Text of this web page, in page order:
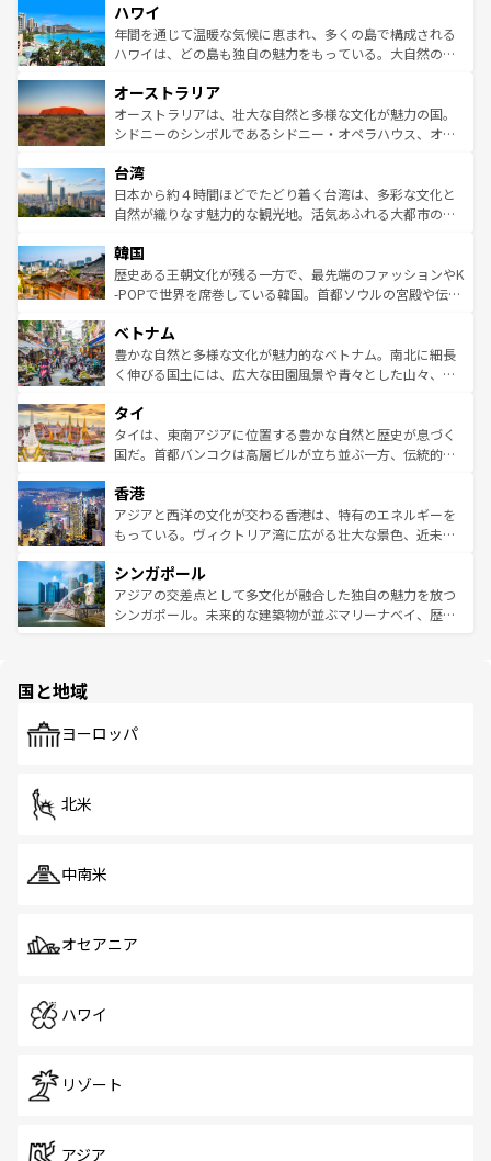
ば市内交通費無料で観光を楽しむこともできる。 なお、新
着のスイス情報はコンテンツ一覧 を参照してほしい。
のような巨大都市は、観光、ショッピング、エンターテイ
ンメントが詰まった刺激的なスポットだ。一方、アメリカ
西部には大自然が広がり、グランドキャニオンやイエロー
部のニューオーリンズでは、音楽と美食が融合した独特の
文化が魅力。旅行者はアメリカの各地域で異なる魅力を楽
しみながら、その多様性と豊かな歴史を感じることができ
ならではの贅沢な旅のスタイルだ。 なお、新着のアメリカ
情報はコンテンツ一覧を参照してほしい。
ハワイ
年間を通じて温暖な気候に恵まれ、多くの島で構成される
ハワイは、どの島も独自の魅力をもっている。大自然の神
ワイ島は見逃せない。また、定番の観光地といえばオアフ
島だが、静かな自然を求めるならマウイ島やカウアイ島が
おすすめ。エメラルドグリーンに輝く海をはじめ、豊かな
れるおもてなしの心で訪れる人々を迎えてくれるハワイの
人々、おいしいローカルフードやハワイアンミュージッ
ク、伝統的なフラダンスなど、すべてがハワイの魅力を彩
ワイを、存分に味わってほしい。 なお、新着のハワイ情報
はコンテンツ一覧を参照してほしい。
オーストラリア
オーストラリアは、壮大な自然と多様な文化が魅力の国。
シドニーのシンボルであるシドニー・オペラハウス、オー
リアリーフや大陸中央部にそびえるウルル（エアーズロッ
ク）、タスマニアの美しい原生林やケアンズの熱帯雨林な
ど、見どころがたくさん。また、カフェやワイン、オージ
いる。アクティビティも充実しており、サーフィンやダイ
ビング、ハイキングなど、アウトドア好きにはたまらな
い。オーストラリアの多彩な魅力を存分に味わいつくそ
参照してほしい。
台湾
日本から約４時間ほどでたどり着く台湾は、多彩な文化と
自然が織りなす魅力的な観光地。活気あふれる大都市の台
ン）、静ひつな山岳地帯である台湾東部など、都市の喧騒
と山間の静けさが共存しており、訪れる人に新しい発見と
驚きをもたらしてくれる。また、奥深い台湾の食文化も魅
容にもいいと評判のスイーツなど、バラエティ豊かな料理
が味わえる。 なお、新着の台湾情報は コンテンツ一覧を参
照してほしい。
韓国
歴史ある王朝文化が残る一方で、最先端のファッションやK
-POPで世界を席巻している韓国。首都ソウルの宮殿や伝統
き、地方に足を延ばせば四季折々の自然美を楽しむことが
できる。そして、キムチや焼肉、絶品のストリートフード
まで、さまざまな韓国料理が待っている。夜には、韓国な
リティに包まれながら、韓国の多彩な魅力を心ゆくまで味
わってみてほしい。 なお、新着の韓国情報はコンテンツ一
覧を参照してほしい。
ベトナム
豊かな自然と多様な文化が魅力的なベトナム。南北に細長
く伸びる国土には、広大な田園風景や青々とした山々、世
急速な発展と共に伝統が息づく。ハノイの古い町並みやホ
ーチミン市のフランス統治時代の建物も、独特の雰囲気を
醸し出している。また、バラエティの豊かさとおいしさで
とつ。フォーやバインミー、ベトナムコーヒーなどは、ぜ
ひ現地で味わいたい。どの地域を訪れてもあたたかい人々
が旅行者を迎えてくれるので、きっと忘れられない旅にな
参照してほしい。
タイ
タイは、東南アジアに位置する豊かな自然と歴史が息づく
国だ。首都バンコクは高層ビルが立ち並ぶ一方、伝統的な
の活気が交差している。北部ではチェンマイなどの山岳地
帯で自然と触れ合い、南部ではプーケットやクラビの美し
いビーチでリゾート気分を楽しむことができる。タイ料理
激する。気候は一年中温暖で、どの季節にも異なる楽しみ
が待っている。親しみやすいタイの人々、仏教を中心とし
た文化、そして多様な観光資源が、訪れる旅人を魅了し続
香港
アジアと西洋の文化が交わる香港は、特有のエネルギーを
もっている。ヴィクトリア湾に広がる壮大な景色、近未来
み、どこを訪れても感動するはず。観光スポットが密集し
ており、効率よく見どころを回れるのも魅力。息をのむよ
うな絶景から文化的な体験まで、香港を存分に楽しみ尽く
シンガポール
アジアの交差点として多文化が融合した独自の魅力を放つ
シンガポール。未来的な建築物が並ぶマリーナベイ、歴史
で、ホーカーズは地元の風情を楽しめる外せないスポット
国と地域
ヨーロッパ
北米
中南米
オセアニア
ハワイ
リゾート
アジア